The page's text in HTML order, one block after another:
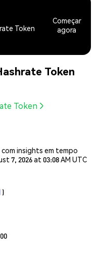
Token
Começar
agora
Token
Token
insights em tempo
7, 2026 at 03:08 AM UTC
)